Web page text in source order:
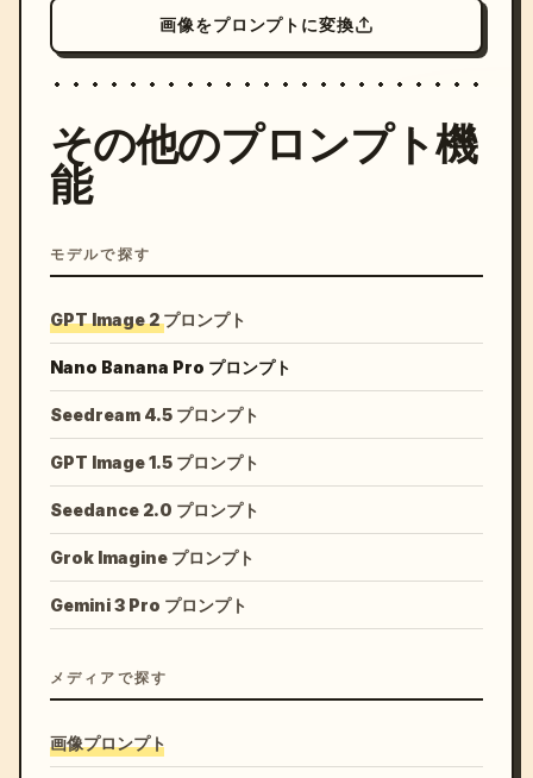
画像をプロンプトに変換
その他のプロンプト機
能
モデルで探す
GPT Image 2 プロンプト
Nano Banana Pro プロンプト
Seedream 4.5 プロンプト
GPT Image 1.5 プロンプト
Seedance 2.0 プロンプト
Grok Imagine プロンプト
Gemini 3 Pro プロンプト
メディアで探す
画像プロンプト